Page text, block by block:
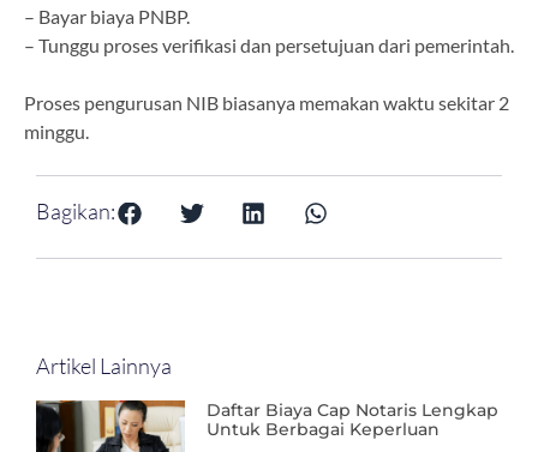
– Bayar biaya PNBP.
– Tunggu proses verifikasi dan persetujuan dari pemerintah.
Proses pengurusan NIB biasanya memakan waktu sekitar 2
minggu.
Bagikan:
Artikel Lainnya
Daftar Biaya Cap Notaris Lengkap
Untuk Berbagai Keperluan